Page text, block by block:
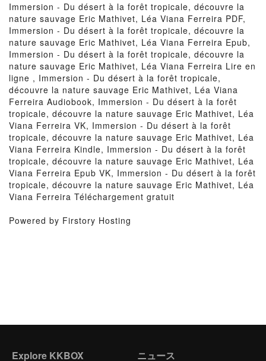
Immersion - Du désert à la forêt tropicale, découvre la
nature sauvage Eric Mathivet, Léa Viana Ferreira PDF,
Immersion - Du désert à la forêt tropicale, découvre la
nature sauvage Eric Mathivet, Léa Viana Ferreira Epub,
Immersion - Du désert à la forêt tropicale, découvre la
nature sauvage Eric Mathivet, Léa Viana Ferreira Lire en
ligne , Immersion - Du désert à la forêt tropicale,
découvre la nature sauvage Eric Mathivet, Léa Viana
Ferreira Audiobook, Immersion - Du désert à la forêt
tropicale, découvre la nature sauvage Eric Mathivet, Léa
Viana Ferreira VK, Immersion - Du désert à la forêt
tropicale, découvre la nature sauvage Eric Mathivet, Léa
Viana Ferreira Kindle, Immersion - Du désert à la forêt
tropicale, découvre la nature sauvage Eric Mathivet, Léa
Viana Ferreira Epub VK, Immersion - Du désert à la forêt
tropicale, découvre la nature sauvage Eric Mathivet, Léa
Viana Ferreira Téléchargement gratuit
Powered by Firstory Hosting
Explore KKBOX ニュース